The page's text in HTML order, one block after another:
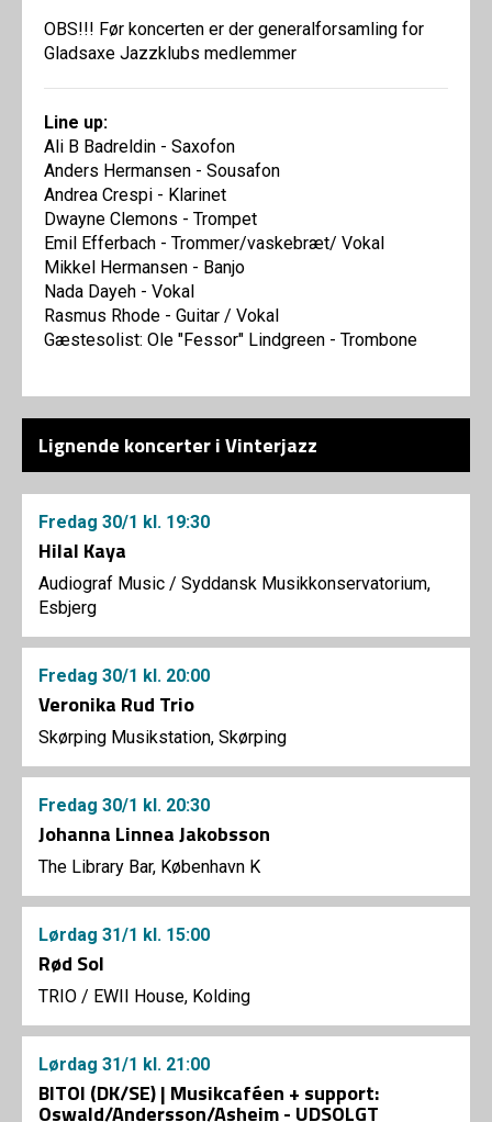
OBS!!! Før koncerten er der generalforsamling for
Gladsaxe Jazzklubs medlemmer
Line up:
Ali B Badreldin - Saxofon
Anders Hermansen - Sousafon
Andrea Crespi - Klarinet
Dwayne Clemons - Trompet
Emil Efferbach - Trommer/vaskebræt/ Vokal
Mikkel Hermansen - Banjo
Nada Dayeh - Vokal
Rasmus Rhode - Guitar / Vokal
Gæstesolist: Ole "Fessor" Lindgreen - Trombone
Lignende koncerter i Vinterjazz
Fredag 30/1 kl. 19:30
Hilal Kaya
Audiograf Music / Syddansk Musikkonservatorium,
Esbjerg
Fredag 30/1 kl. 20:00
Veronika Rud Trio
Skørping Musikstation, Skørping
Fredag 30/1 kl. 20:30
Johanna Linnea Jakobsson
The Library Bar, København K
Lørdag 31/1 kl. 15:00
Rød Sol
TRIO / EWII House, Kolding
Lørdag 31/1 kl. 21:00
BITOI (DK/SE) | Musikcaféen + support:
Oswald/Andersson/Asheim - UDSOLGT